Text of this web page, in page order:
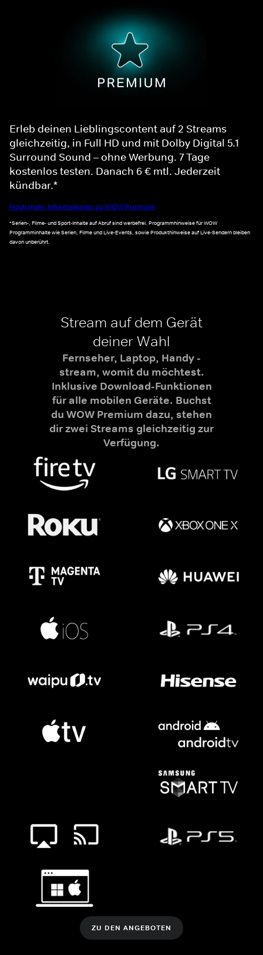
Erleb deinen Lieblingscontent auf 2 Streams
gleichzeitig, in Full HD und mit Dolby Digital 5.1
Surround Sound – ohne Werbung. 7 Tage
kostenlos testen. Danach 6 € mtl. Jederzeit
kündbar.*
Noch mehr Informationen zu WOW Premium
*Serien-, Filme- und Sport-Inhalte auf Abruf sind werbefrei. Programmhinweise für WOW
Programminhalte wie Serien, Filme und Live-Events, sowie Produkthinweise auf Live-Sendern bleiben
davon unberührt.
Stream auf dem Gerät
deiner Wahl
Fernseher, Laptop, Handy -
stream, womit du möchtest.
Inklusive Download-Funktionen
für alle mobilen Geräte. Buchst
du WOW Premium dazu, stehen
dir zwei Streams gleichzeitig zur
Verfügung.
ZU DEN ANGEBOTEN